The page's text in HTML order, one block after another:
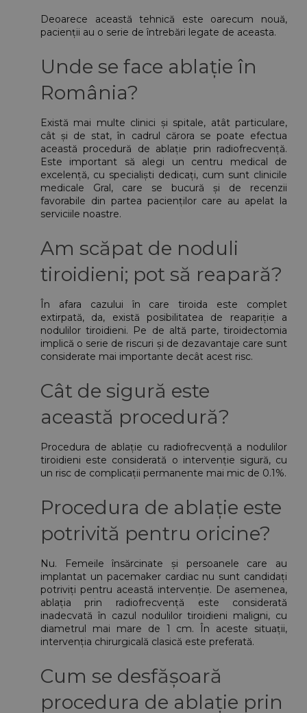
Deoarece această tehnică este oarecum nouă,
pacienții au o serie de întrebări legate de aceasta.
Unde se face ablație în
România?
Există mai multe clinici și spitale, atât particulare,
cât și de stat, în cadrul cărora se poate efectua
această procedură de ablație prin radiofrecvență.
Este important să alegi un centru medical de
excelență, cu specialiști dedicați, cum sunt clinicile
medicale Gral, care se bucură și de recenzii
favorabile din partea pacienților care au apelat la
serviciile noastre.
Am scăpat de noduli
tiroidieni; pot să reapară?
În afara cazului în care tiroida este complet
extirpată, da, există posibilitatea de reapariție a
nodulilor tiroidieni. Pe de altă parte, tiroidectomia
implică o serie de riscuri și de dezavantaje care sunt
considerate mai importante decât acest risc.
Cât de sigură este
această procedură?
Procedura de ablație cu radiofrecvență a nodulilor
tiroidieni este considerată o intervenție sigură, cu
un risc de complicații permanente mai mic de 0.1%.
Procedura de ablație este
potrivită pentru oricine?
Nu. Femeile însărcinate și persoanele care au
implantat un pacemaker cardiac nu sunt candidați
potriviți pentru această intervenție. De asemenea,
ablația prin radiofrecvență este considerată
inadecvată în cazul nodulilor tiroidieni maligni, cu
diametrul mai mare de 1 cm. În aceste situații,
intervenția chirurgicală clasică este preferată.
Cum se desfășoară
procedura de ablație prin